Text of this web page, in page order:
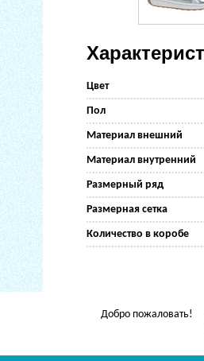
Цвет
Пол
Материал внешний
Материал внутренний
Размерный ряд
Размерная сетка
Количество в коробе
Добро пожаловать!